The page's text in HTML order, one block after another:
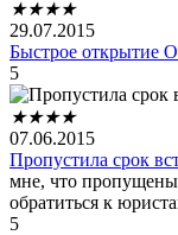
★★★★
29.07.2015
Быстрое открытие
5
★★★★
07.06.2015
Пропустила срок
мне, что пропущены
обратиться к
5